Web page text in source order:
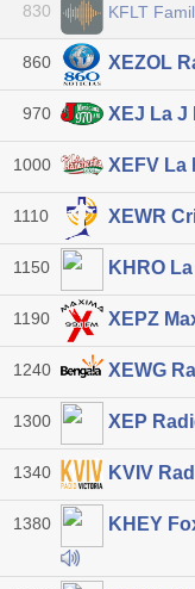
830 KFLT
860 XEZOL
970 XEJ La J
1000 XEFV La
1110 XEWR
1150 KHRO
1190 XEPZ
1240 XEWG
1300 XEP
1340 KVIV
1380 KHEY